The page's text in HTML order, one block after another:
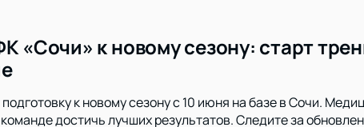
«Сочи» к новому сезону: старт
к новому сезону с 10 июня на базе в Сочи.
достичь лучших результатов. Следите за